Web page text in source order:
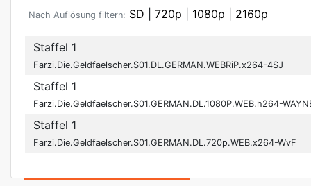
Nach Auflösung filtern: SD 720p 1080p 2160p
Staffel 1
Farzi.Die.Geldfaelscher.S01.DL.GERMAN.WEBRiP.x264-4SJ
Staffel 1
Farzi.Die.Geldfaelscher.S01.GERMAN.DL.1080P.WEB.h264-
Staffel 1
Farzi.Die.Geldfaelscher.S01.GERMAN.DL.720p.WEB.x264-WvF